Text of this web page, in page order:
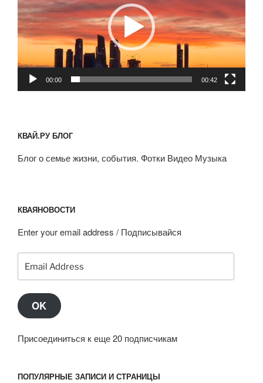
00:00 00:42
КВАЙ.РУ БЛОГ
Блог о семье жизни, события. Фотки Видео Музыка
КВАЯНОВОСТИ
Enter your email address / Подписывайся
Address
OK
Присоединиться к еще 20 подписчикам
ПОПУЛЯРНЫЕ ЗАПИСИ И СТРАНИЦЫ